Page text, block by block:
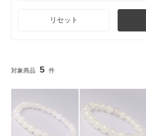
リセット
5